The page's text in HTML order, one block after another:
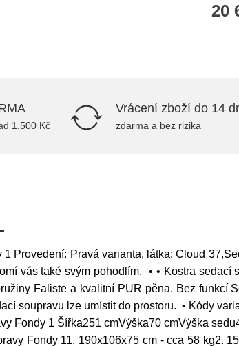
20
1.500 Kč
Vrácení zboží do 14
zdarma a bez rizika
1 Provedení: Pravá varianta, látka: Cloud
vás také svým pohodlím. • • Kostra
Faliste a kvalitní PUR pěna. Bez funkcí
soupravu lze umístit do prostoru. • Kódy
Fondy 1 Šířka251 cmVýška70 cmVýška
Fondy 11. 190x106x75 cm - cca 58 kg2.